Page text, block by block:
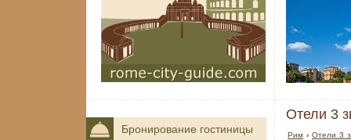
Отели 3
Рим ›Отели 3
Бронирование гостиницы